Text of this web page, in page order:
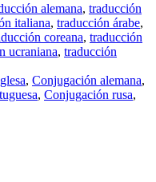
alemana, traducción
italiana, traducción árabe,
coreana, traducción
ucraniana, traducción
, Conjugación alemana,
, Conjugación rusa,